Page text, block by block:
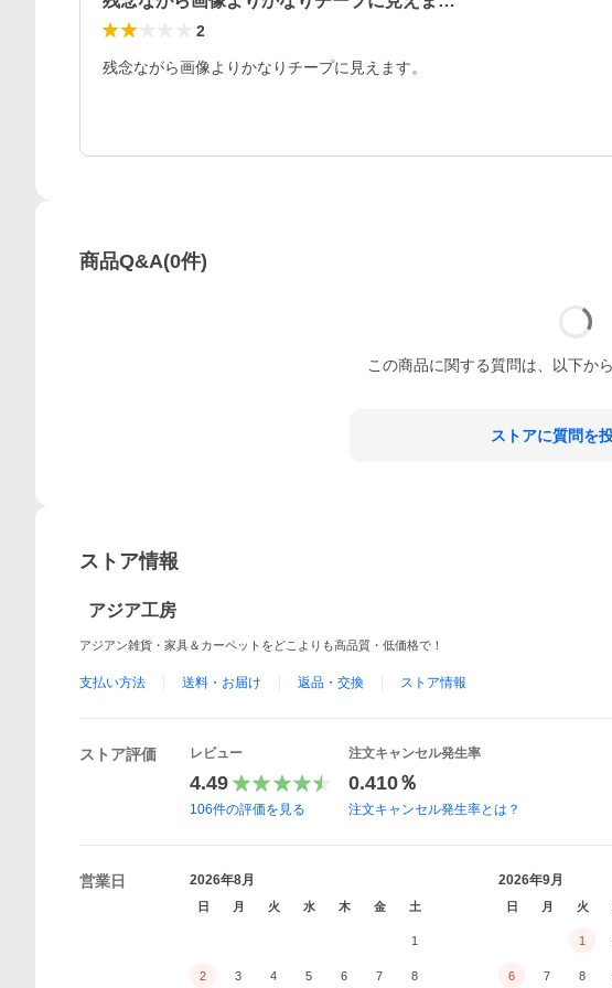
2
残念ながら画像よりかなりチープに見えます。
商品Q&A(0件)
この商品に関する質問は、以下か
ストアに質問を
ストア情報
アジア工房
アジアン雑貨・家具＆カーペットをどこよりも高品質・低価格で！
支払い方法 送料・お届け 返品・交換 ストア情報
ストア評価 レビュー
4.49
106件の評価を見る
注文キャンセル発生率
0.410％
注文キャンセル発生率とは？
営業日 2026年8月
日 月 火 水 木 金 土
1
2 3 4 5 6 7 8
2026年9月
日 月 火
1
6 7 8